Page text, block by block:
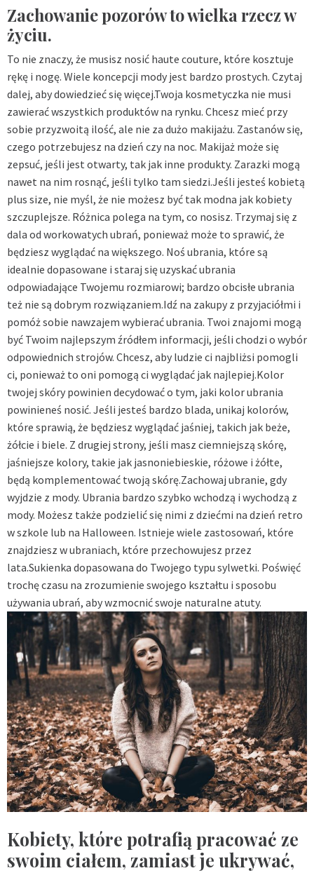
Zachowanie pozorów to wielka rzecz w
życiu.
To nie znaczy, że musisz nosić haute couture, które kosztuje
rękę i nogę. Wiele koncepcji mody jest bardzo prostych. Czytaj
dalej, aby dowiedzieć się więcej.Twoja kosmetyczka nie musi
zawierać wszystkich produktów na rynku. Chcesz mieć przy
sobie przyzwoitą ilość, ale nie za dużo makijażu. Zastanów się,
czego potrzebujesz na dzień czy na noc. Makijaż może się
zepsuć, jeśli jest otwarty, tak jak inne produkty. Zarazki mogą
nawet na nim rosnąć, jeśli tylko tam siedzi.Jeśli jesteś kobietą
plus size, nie myśl, że nie możesz być tak modna jak kobiety
szczuplejsze. Różnica polega na tym, co nosisz. Trzymaj się z
dala od workowatych ubrań, ponieważ może to sprawić, że
będziesz wyglądać na większego. Noś ubrania, które są
idealnie dopasowane i staraj się uzyskać ubrania
odpowiadające Twojemu rozmiarowi; bardzo obcisłe ubrania
też nie są dobrym rozwiązaniem.Idź na zakupy z przyjaciółmi i
pomóż sobie nawzajem wybierać ubrania. Twoi znajomi mogą
być Twoim najlepszym źródłem informacji, jeśli chodzi o wybór
odpowiednich strojów. Chcesz, aby ludzie ci najbliżsi pomogli
ci, ponieważ to oni pomogą ci wyglądać jak najlepiej.Kolor
twojej skóry powinien decydować o tym, jaki kolor ubrania
powinieneś nosić. Jeśli jesteś bardzo blada, unikaj kolorów,
które sprawią, że będziesz wyglądać jaśniej, takich jak beże,
żółcie i biele. Z drugiej strony, jeśli masz ciemniejszą skórę,
jaśniejsze kolory, takie jak jasnoniebieskie, różowe i żółte,
będą komplementować twoją skórę.Zachowaj ubranie, gdy
wyjdzie z mody. Ubrania bardzo szybko wchodzą i wychodzą z
mody. Możesz także podzielić się nimi z dziećmi na dzień retro
w szkole lub na Halloween. Istnieje wiele zastosowań, które
znajdziesz w ubraniach, które przechowujesz przez
lata.Sukienka dopasowana do Twojego typu sylwetki. Poświęć
trochę czasu na zrozumienie swojego kształtu i sposobu
używania ubrań, aby wzmocnić swoje naturalne atuty.
Kobiety, które potrafią pracować ze
swoim ciałem, zamiast je ukrywać,